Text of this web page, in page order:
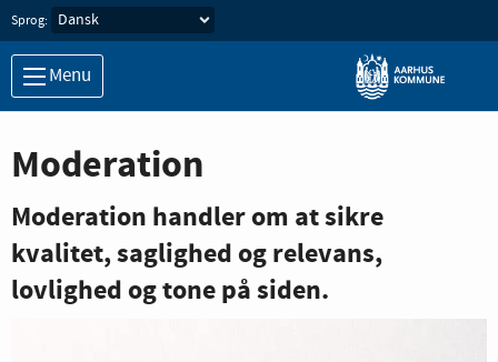
Sprog:
Menu
Moderation
Moderation handler om at sikre
kvalitet, saglighed og relevans,
lovlighed og tone på siden.